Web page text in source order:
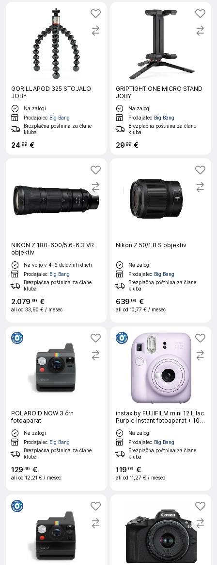
GORILLAPOD 325 STOJALO
JOBY
Na zalogi
Prodajalec Big Bang
Brezplačna poštnina za člane
kluba
2499 €
GRIPTIGHT ONE MICRO STAND
JOBY
Na zalogi
Prodajalec Big Bang
Brezplačna poštnina za člane
kluba
2999 €
NIKON Z 180-600/5,6-6.3 VR
objektiv
Na voljo v 4-6 delovnih dneh
Prodajalec Big Bang
Brezplačna poštnina za člane
kluba
2.079 99 €
ali od 33,90 € / mesec
Nikon Z 50/1.8 S objektiv
Na zalogi
Prodajalec Big Bang
Brezplačna poštnina za člane
kluba
639 99 €
ali od 10,77 € / mesec
POLAROID NOW 3 črn
fotoaparat
Na zalogi
Prodajalec Big Bang
Brezplačna poštnina za člane
kluba
129 99 €
ali od 12,21 € / mesec
instax by FUJIFILM mini 12 Lilac
Purple instant fotoaparat + 10
listov filma
Na zalogi
Prodajalec Big Bang
Brezplačna poštnina za člane
kluba
119 99 €
ali od 11,27 € / mesec